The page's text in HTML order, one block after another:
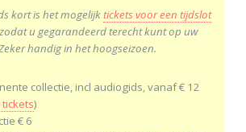
kort is het mogelijktickets voor een tijdslot
u gegarandeerd terecht kunt op uw
handig in het hoogseizoen.
collectie, incl audiogids, vanaf € 12
)
€ 6